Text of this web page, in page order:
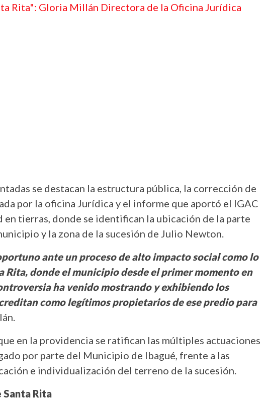
Rita": Gloria Millán Directora de la Oficina Jurídica
se destacan la estructura pública, la corrección de
por la oficina Jurídica y el informe que aportó el IGAC
en tierras, donde se identifican la ubicación de la parte
y la zona de la sucesión de Julio Newton.
ante un proceso de alto impacto social como lo
Rita, donde el municipio desde el primer momento en
ha venido mostrando y exhibiendo los
como legítimos propietarios de ese predio para
en la providencia se ratifican las múltiples actuaciones
por parte del Municipio de Ibagué, frente a las
e individualización del terreno de la sucesión.
Santa Rita